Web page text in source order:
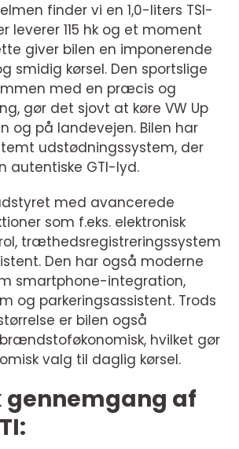
finder vi en 1,0-liters TSI-
leverer 115 hk og et moment
giver bilen en imponerende
smidig kørsel. Den sportslige
med en præcis og
gør det sjovt at køre VW Up
og på landevejen. Bilen har
udstødningssystem, der
autentiske GTI-lyd.
med avancerede
som f.eks. elektronisk
træthedsregistreringssystem
Den har også moderne
smartphone-integration,
og parkeringsassistent. Trods
er bilen også
hvilket gør
valg til daglig kørsel.
gennemgang af